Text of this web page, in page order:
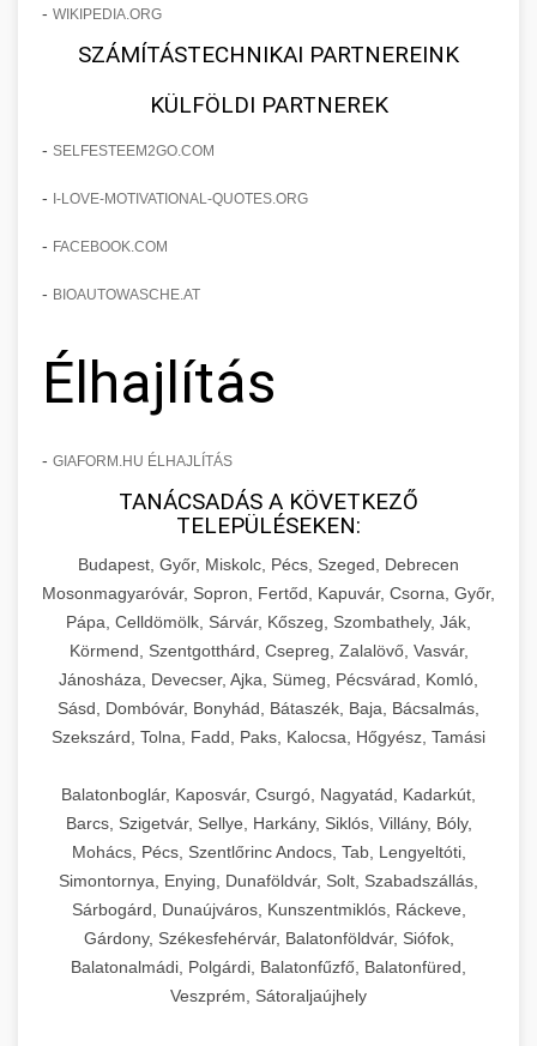
- WIKIPEDIA.ORG
SZÁMÍTÁSTECHNIKAI PARTNEREINK
KÜLFÖLDI PARTNEREK
- SELFESTEEM2GO.COM
- I-LOVE-MOTIVATIONAL-QUOTES.ORG
- FACEBOOK.COM
- BIOAUTOWASCHE.AT
Élhajlítás
- GIAFORM.HU ÉLHAJLÍTÁS
TANÁCSADÁS A KÖVETKEZŐ
TELEPÜLÉSEKEN:
Budapest, Győr, Miskolc, Pécs, Szeged, Debrecen
Mosonmagyaróvár, Sopron, Fertőd, Kapuvár, Csorna, Győr,
Pápa, Celldömölk, Sárvár, Kőszeg, Szombathely, Ják,
Körmend, Szentgotthárd, Csepreg, Zalalövő, Vasvár,
Jánosháza, Devecser, Ajka, Sümeg, Pécsvárad, Komló,
Sásd, Dombóvár, Bonyhád, Bátaszék, Baja, Bácsalmás,
Szekszárd, Tolna, Fadd, Paks, Kalocsa, Hőgyész, Tamási
Balatonboglár, Kaposvár, Csurgó, Nagyatád, Kadarkút,
Barcs, Szigetvár, Sellye, Harkány, Siklós, Villány, Bóly,
Mohács, Pécs, Szentlőrinc Andocs, Tab, Lengyeltóti,
Simontornya, Enying, Dunaföldvár, Solt, Szabadszállás,
Sárbogárd, Dunaújváros, Kunszentmiklós, Ráckeve,
Gárdony, Székesfehérvár, Balatonföldvár, Siófok,
Balatonalmádi, Polgárdi, Balatonfűzfő, Balatonfüred,
Veszprém, Sátoraljaújhely